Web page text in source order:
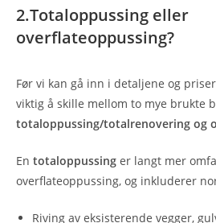
2.Totaloppussing eller
overflateoppussing?
Før vi kan gå inn i detaljene og
viktig å skille mellom to mye brukte
totaloppussing/totalrenovering og
En totaloppussing er langt mer
overflateoppussing, og inkluderer
Riving av eksisterende vegger,